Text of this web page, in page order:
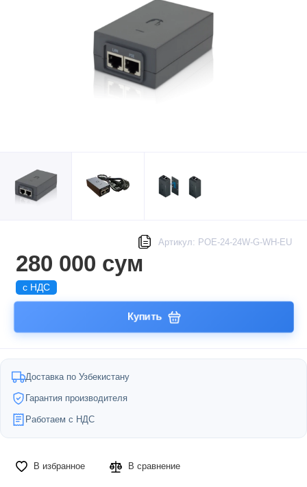
Артикул: POE-24-24W-G-WH-EU
280 000 сум
с НДС
Купить
Доставка по Узбекистану
Гарантия производителя
Работаем с НДС
В избранное В сравнение